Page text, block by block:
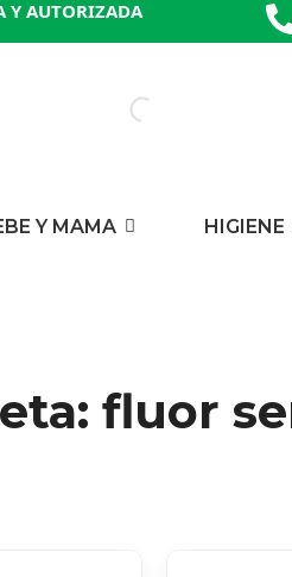
Y AUTORIZADA
Y MAMA HIGIENE
fluor